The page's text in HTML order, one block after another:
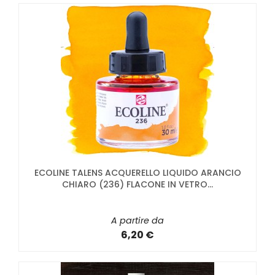
ECOLINE TALENS ACQUERELLO LIQUIDO ARANCIO
CHIARO (236) FLACONE IN VETRO...
A partire da
6,20 €